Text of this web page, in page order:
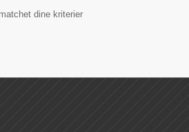
dine kriterier